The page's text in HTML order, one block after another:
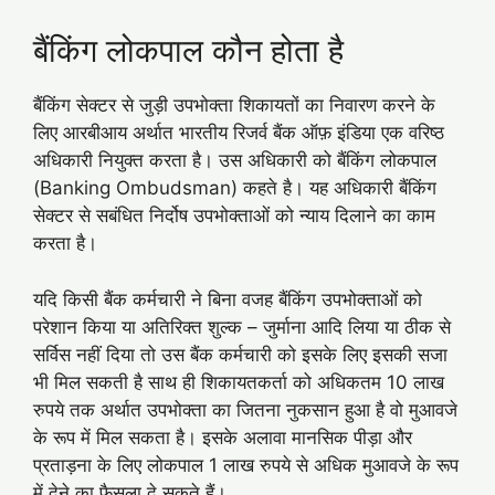
बैंकिंग लोकपाल कौन होता है
बैंकिंग सेक्टर से जुड़ी उपभोक्ता शिकायतों का निवारण करने के
लिए आरबीआय अर्थात भारतीय रिजर्व बैंक ऑफ़ इंडिया एक वरिष्ठ
अधिकारी नियुक्त करता है। उस अधिकारी को बैंकिंग लोकपाल
(Banking Ombudsman) कहते है। यह अधिकारी बैंकिंग
सेक्टर से सबंधित निर्दोष उपभोक्ताओं को न्याय दिलाने का काम
करता है।
यदि किसी बैंक कर्मचारी ने बिना वजह बैंकिंग उपभोक्ताओं को
परेशान किया या अतिरिक्त शुल्क – जुर्माना आदि लिया या ठीक से
सर्विस नहीं दिया तो उस बैंक कर्मचारी को इसके लिए इसकी सजा
भी मिल सकती है साथ ही शिकायतकर्ता को अधिकतम 10 लाख
रुपये तक अर्थात उपभोक्ता का जितना नुकसान हुआ है वो मुआवजे
के रूप में मिल सकता है। इसके अलावा मानसिक पीड़ा और
प्रताड़ना के लिए लोकपाल 1 लाख रुपये से अधिक मुआवजे के रूप